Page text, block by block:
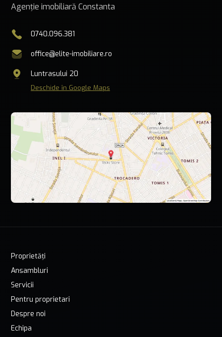
Agenție imobiliară Constanta
0740.096.381
office@elite-imobiliare.ro
Luntrasului 20
Deschide în Google Maps
Proprietăți
Ansambluri
Servicii
Pentru proprietari
Despre noi
Echipa